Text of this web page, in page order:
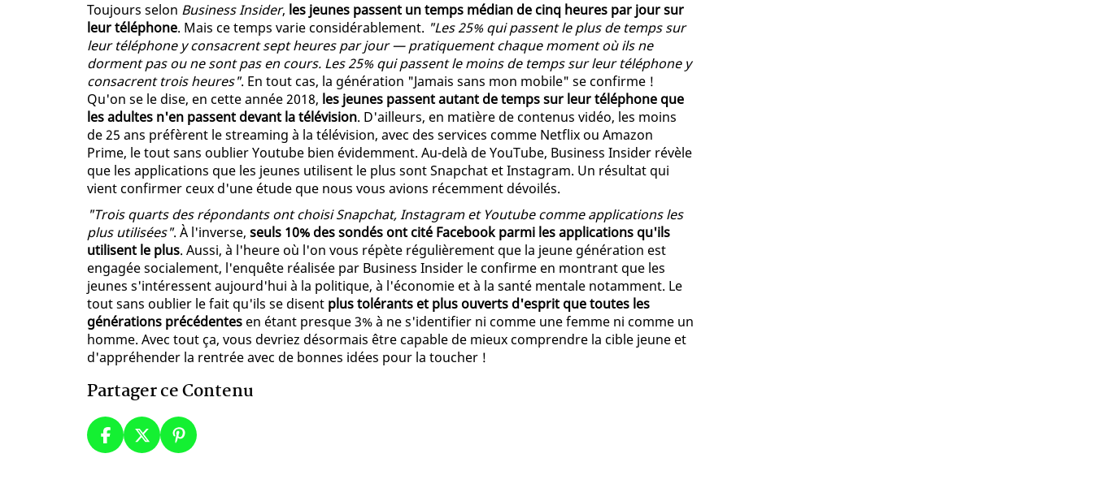
Toujours selon Business Insider, les jeunes passent un temps médian de cinq heures par jour sur
leur téléphone. Mais ce temps varie considérablement. "Les 25% qui passent le plus de temps sur
leur téléphone y consacrent sept heures par jour — pratiquement chaque moment où ils ne
dorment pas ou ne sont pas en cours. Les 25% qui passent le moins de temps sur leur téléphone y
consacrent trois heures". En tout cas, la génération "Jamais sans mon mobile" se confirme !
Qu'on se le dise, en cette année 2018, les jeunes passent autant de temps sur leur téléphone que
les adultes n'en passent devant la télévision. D'ailleurs, en matière de contenus vidéo, les moins
de 25 ans préfèrent le streaming à la télévision, avec des services comme Netflix ou Amazon
Prime, le tout sans oublier Youtube bien évidemment. Au-delà de YouTube, Business Insider révèle
que les applications que les jeunes utilisent le plus sont Snapchat et Instagram. Un résultat qui
vient confirmer ceux d'une étude que nous vous avions récemment dévoilés.
"Trois quarts des répondants ont choisi Snapchat, Instagram et Youtube comme applications les
plus utilisées". À l'inverse, seuls 10% des sondés ont cité Facebook parmi les applications qu'ils
utilisent le plus. Aussi, à l'heure où l'on vous répète régulièrement que la jeune génération est
engagée socialement, l'enquête réalisée par Business Insider le confirme en montrant que les
jeunes s'intéressent aujourd'hui à la politique, à l'économie et à la santé mentale notamment. Le
tout sans oublier le fait qu'ils se disent plus tolérants et plus ouverts d'esprit que toutes les
générations précédentes en étant presque 3% à ne s'identifier ni comme une femme ni comme un
homme. Avec tout ça, vous devriez désormais être capable de mieux comprendre la cible jeune et
d'appréhender la rentrée avec de bonnes idées pour la toucher !
Partager ce Contenu